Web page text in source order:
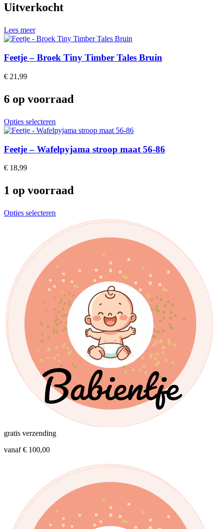
Uitverkocht
Lees meer
Feetje – Broek Tiny Timber Tales Bruin
€ 21,99
6 op voorraad
Opties selecteren
product
multiple
variants.
be
the
product
page
Feetje – Wafelpyjama stroop maat 56-86
€ 18,99
1 op voorraad
Opties selecteren
has
variants.
The
options
may
be
chosen
on
the
product
page
gratis verzending
vanaf € 100,00